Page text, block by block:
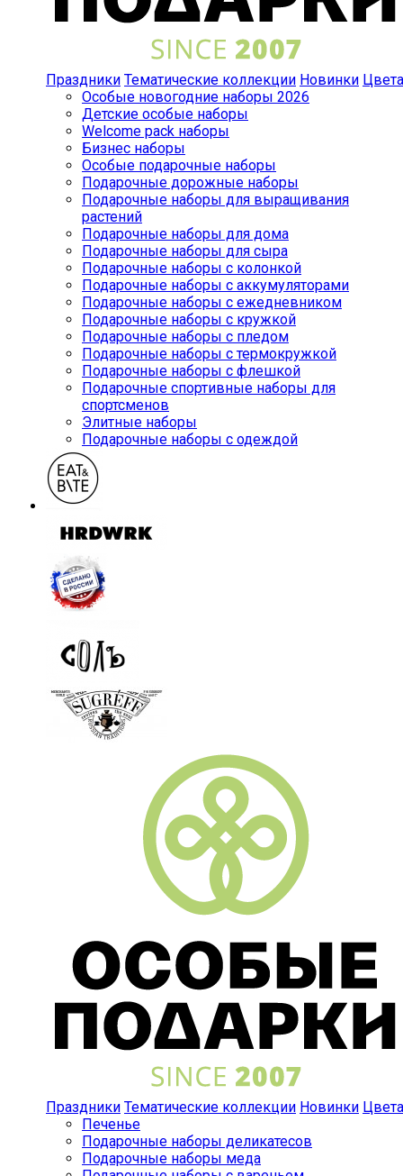
Праздники Тематические коллекции Новинки Цвета
Особые новогодние наборы 2026
Детские особые наборы
Welcome pack наборы
Бизнес наборы
Особые подарочные наборы
Подарочные дорожные наборы
Подарочные наборы для выращивания
растений
Подарочные наборы для дома
Подарочные наборы для сыра
Подарочные наборы с колонкой
Подарочные наборы с аккумуляторами
Подарочные наборы с ежедневником
Подарочные наборы с кружкой
Подарочные наборы с пледом
Подарочные наборы с термокружкой
Подарочные наборы с флешкой
Подарочные спортивные наборы для
спортсменов
Элитные наборы
Подарочные наборы с одеждой
Праздники Тематические коллекции Новинки Цвета
Печенье
Подарочные наборы деликатесов
Подарочные наборы меда